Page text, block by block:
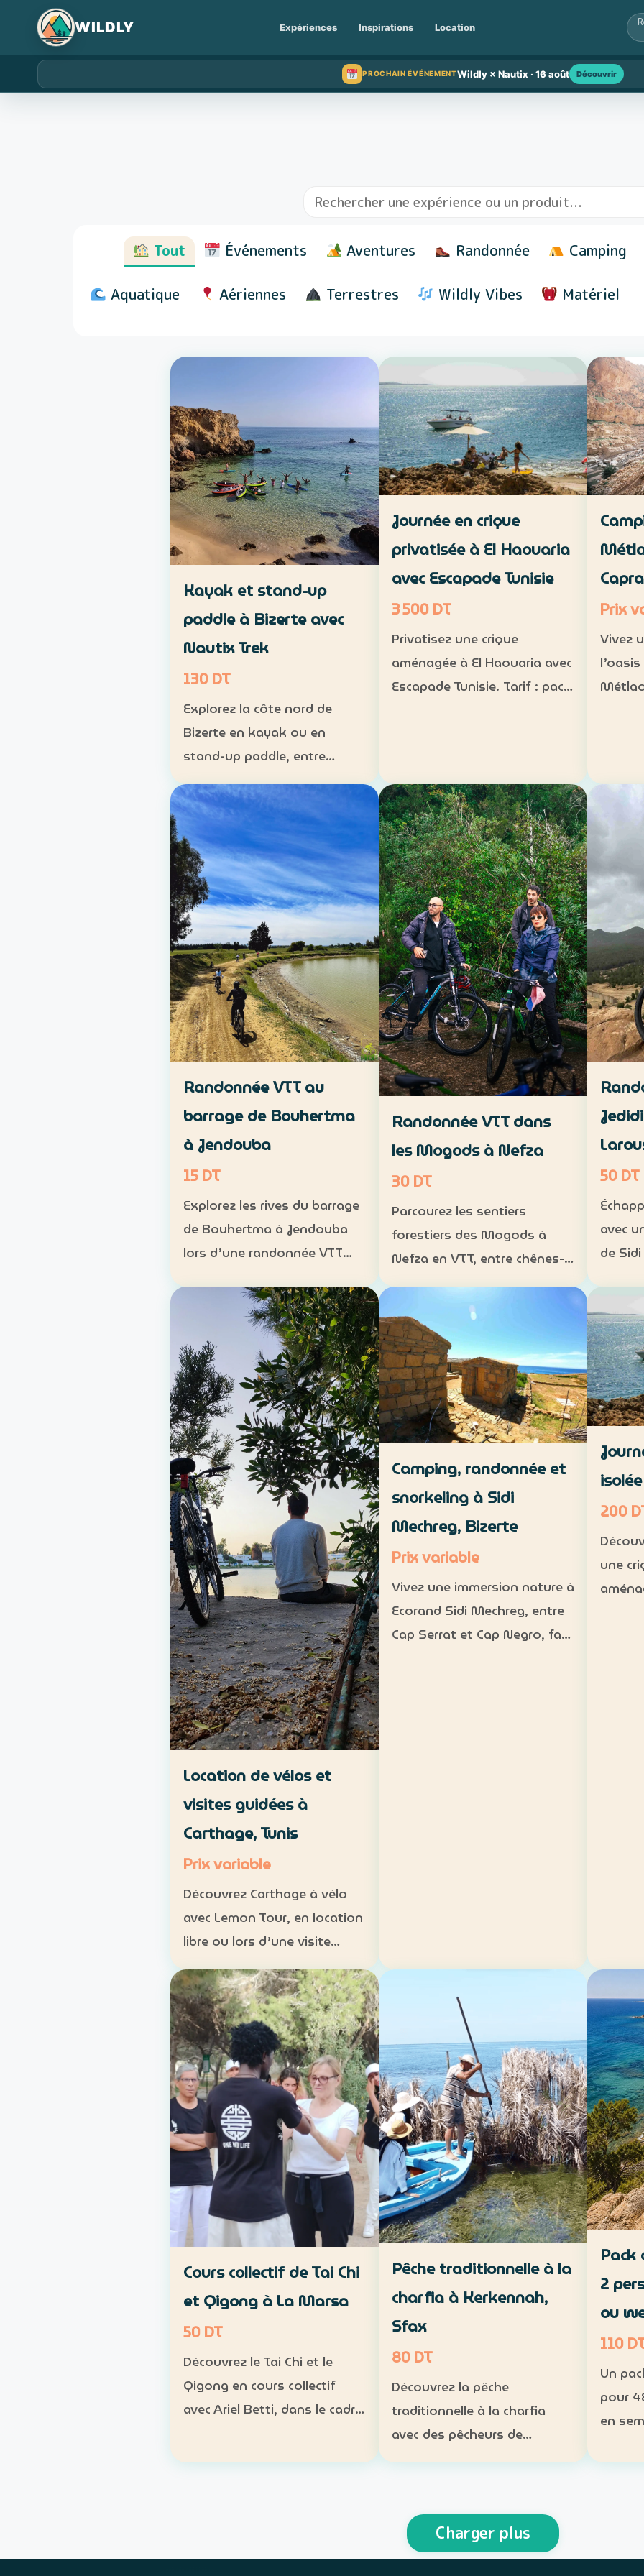
Expériences Inspirations Location
PROCHAIN ÉVÉNEMENTWildly × Nautix · 16 août Découvrir
Tout Événements Aventures Randonnée Camping
Aquatique Aériennes Terrestres Wildly Vibes Matériel
Kayak et stand-up
paddle à Bizerte avec
Nautix Trek
130 DT
Explorez la côte nord de
Bizerte en kayak ou en
stand-up paddle, entre
plage, reliefs et criques
préservées. Durée : environ 2
h 30 Distance : environ 5 km
Niveau : intermédiaire Tarif :
130 DT par personne La
sortie …
Journée en crique
privatisée à El Haouaria
avec Escapade Tunisie
3 500 DT
Privatisez une crique
aménagée à El Haouaria avec
Escapade Tunisie. Tarif : pack
et déjeuner selon la formule
convenue Août 2026 :
complet…
Prix
Vivez
sur
Randonnée VTT au
barrage de Bouhertma
à Jendouba
15 DT
Explorez les rives du barrage
de Bouhertma à Jendouba
lors d’une randonnée VTT
préservé. Durée : environ 1 h
à 1 h 30 Niveau :
intermédiaire Groupe : de 5 à
16 participants Tarif : 15 DT
par perso…
Randonnée VTT dans
les Mogods à Nefza
30 DT
Parcourez les sentiers
forestiers des Mogods à
Nefza en VTT, entre chênes-
lièges, paysages préservés et
savoir-faire local. VTT : 1 h à 1
h 30, niveau intermédiaire —
30 DT par personne Déjeuner
maison : 35 DT par pers…
50 DT
avec
de
11
Location de vélos et
visites guidées à
Carthage, Tunis
Prix variable
Découvrez Carthage à vélo
avec Lemon Tour, en location
libre ou lors d’une visite
guidée. Lieu : Carthage, Tunis
Formules : location libre ou
parcours accompagné
Approche : mobilité douce et
découverte du patrimoine
lo…
Camping, randonnée et
snorkeling à Sidi
Mechreg, Bizerte
Prix variable
Vivez une immersion nature à
Ecorand Sidi Mechreg, entre
Cap Serrat et Cap Negro, face
200
une
Cours collectif de Tai Chi
et Qigong à La Marsa
50 DT
Découvrez le Tai Chi et le
Qigong en cours collectif
avec Ariel Betti, dans le cadre
Pêche traditionnelle à la
charfia à Kerkennah,
Sfax
80 DT
Découvrez la pêche
traditionnelle à la charfia
avec des pêcheurs de
découverte d’une technique
de pêche ancestrale
Pack
2
ou
110
Un
pour
en
Charger plus